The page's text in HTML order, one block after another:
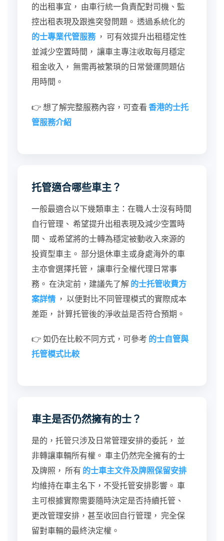
的出租事宜， 由車行統一負責配對司機、監
控出租表現及跟進突發問題。 透過系統化的
的士專業代管服務 ， 可有效提升出租穩定性
並減少空置時間， 讓車主專注收取每月穩定
租金收入， 無需再被繁瑣的日常營運問題佔
用時間。
👉 想了解完整服務內容，可查看 香港的士托
管服務介紹
托管適合哪些車主？
一般最適合以下幾類車主：在職人士沒有時間
自行管理、 希望提升出租表現及減少空置時
間、 或希望將的士轉為穩定被動收入來源的
投資型車主。 部分退休車主或身處海外的車
主亦會選擇托管， 讓車行全權代理日常事
務。 在決定前，建議先了解 的士托管收費方
案詳情 ， 以便對比不同管理模式的實際成本
差距， 計算托管後的淨收益是否符合預期。
👉 如仍在比較不同方式，可參考 的士自管與
托管模式比較
車主是否仍然擁有的士？
是的，托管只涉及日常管理安排的委託， 並
非轉讓車輛所有權。 車主仍然完全擁有的士
及牌照， 所有 的士車主文件及牌照保留安排
均維持在車主名下，不受托管安排影響。 車
主可根據實際需要隨時決定是否持續托管、
更改管理安排，甚至收回自行管理， 完全保
留對車輛的最終決定權。